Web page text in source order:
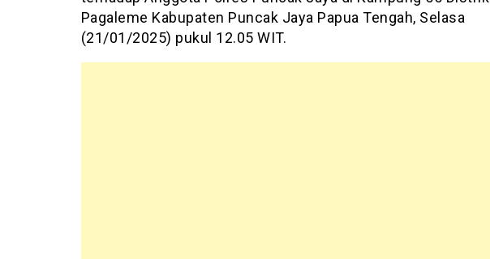
Pagaleme Kabupaten Puncak Jaya Papua Tengah, Selasa
(21/01/2025) pukul 12.05 WIT.